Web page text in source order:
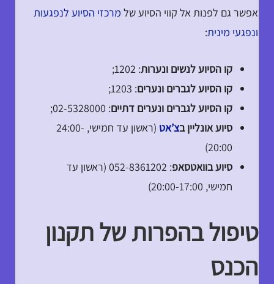
אפשר גם לפנות אל קווי הסיוע של מרכזי הסיוע לנפגעות
ונפגעי מינית:
קו הסיוע לנשים ונערות: 1202;
קו הסיוע לגברים ונערים: 1203;
קו הסיוע לגברים ונערים דתיים: 02-5328000;
סיוע אונליין בצ’אט
(ראשון עד חמישי, 24:00-
20:00)
סיוע בוואטסאפ
: 052-8361202 (ראשון עד
חמישי, 20:00-17:00)
טיפול בהפרות של תקנון
הכנס